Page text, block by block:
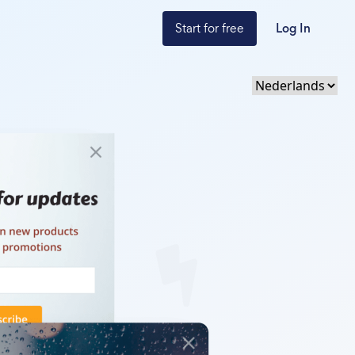
Start for free Log In